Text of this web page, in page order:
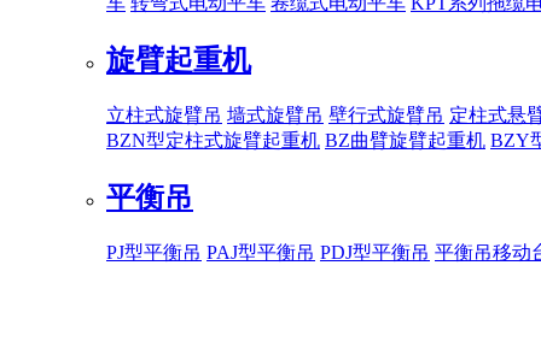
旋臂起重机
立柱式旋臂吊 墙式旋臂吊 壁行式旋臂吊 定柱式悬
BZN型定柱式旋臂起重机 BZ曲臂旋臂起重机 BZY
平衡吊
PJ型平衡吊 PAJ型平衡吊 PDJ型平衡吊 平衡吊移动